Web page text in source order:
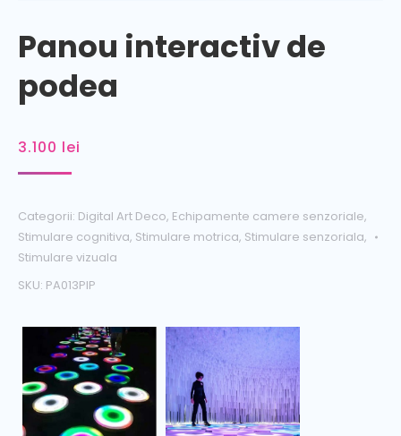
Panou interactiv de
podea
3.100 lei
Categorii: Digital Art Deco, Echipamente camere senzoriale,
Stimulare cognitiva, Stimulare motrica, Stimulare senzoriala,
Stimulare vizuala
SKU: PA013PIP